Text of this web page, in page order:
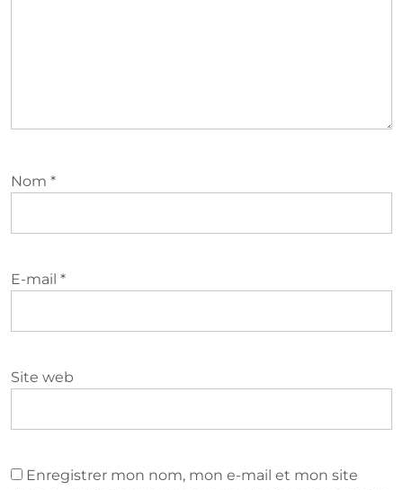
Nom *
E-mail *
Site web
Enregistrer mon nom, mon e-mail et mon site